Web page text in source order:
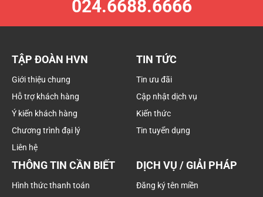
024.6688.6666
TẬP ĐOÀN HVN
Giới thiệu chung
Hỗ trợ khách hàng
Ý kiến khách hàng
Chương trình đại lý
Liên hệ
TIN TỨC
Tin ưu đãi
Cập nhật dịch vụ
Kiến thức
Tin tuyển dụng
THÔNG TIN CẦN BIẾT
Hình thức thanh toán
DỊCH VỤ / GIẢI PHÁP
Đăng ký tên miền